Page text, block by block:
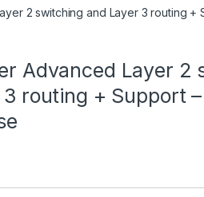
2 switching and Layer 3 routing +
Advanced Layer 2
routing + Support –